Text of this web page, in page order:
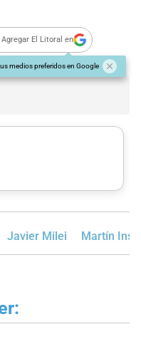
Agregar El Litoral en
medios preferidos en Google
Javier Milei Martín